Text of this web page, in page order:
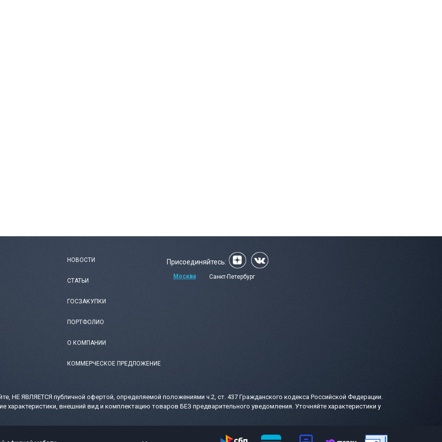
НОВОСТИ
СТАТЬИ
ГОСЗАКУПКИ
ПОРТФОЛИО
О КОМПАНИИ
КОММЕРЧЕСКОЕ ПРЕДЛОЖЕНИЕ
Присоединяйтесь:
Москва Санкт-Петербург
НЕ ЯВЛЯЕТСЯ публичной офертой, определяемой положениями ч.2, ст. 437 Гражданского кодекса Российской Федерации.
характеристики, внешний вид и комплектацию товаров БЕЗ предварительного уведомления. Уточняйте характеристики у